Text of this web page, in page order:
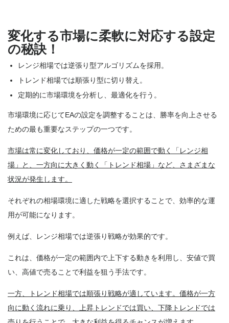
変化する市場に柔軟に対応する設定
の秘訣！
レンジ相場では逆張り型アルゴリズムを採用。
トレンド相場では順張り型に切り替え。
定期的に市場環境を分析し、最適化を行う。
市場環境に応じてEAの設定を調整することは、勝率を向上させる
ための最も重要なステップの一つです。
市場は常に変化しており、価格が一定の範囲で動く「レンジ相
場」と、一方向に大きく動く「トレンド相場」など、さまざまな
状況が発生します。
それぞれの相場環境に適した戦略を選択することで、効率的な運
用が可能になります。
例えば、レンジ相場では逆張り戦略が効果的です。
これは、価格が一定の範囲内で上下する動きを利用し、安値で買
い、高値で売ることで利益を狙う手法です。
一方、トレンド相場では順張り戦略が適しています。価格が一方
向に動く流れに乗り、上昇トレンドでは買い、下降トレンドでは